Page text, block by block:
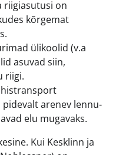
riigiasutusi on
kõrgemat
ülikoolid (v.a
asuvad siin,
riigi.
arenev lennu-
elu mugavaks.
Kui Kesklinn ja